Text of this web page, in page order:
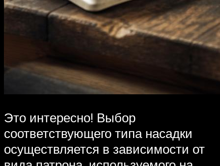
Это интересно! Выбор
соответствующего типа насадки
осуществляется в зависимости от